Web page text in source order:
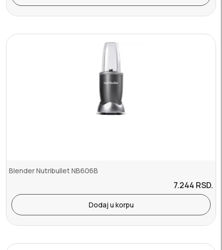
Blender Nutribullet NB606B
7.244 RSD.
Dodaj u korpu